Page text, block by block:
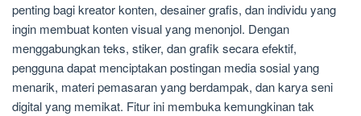
penting bagi kreator konten, desainer grafis, dan individu yang
ingin membuat konten visual yang menonjol. Dengan
menggabungkan teks, stiker, dan grafik secara efektif,
pengguna dapat menciptakan postingan media sosial yang
menarik, materi pemasaran yang berdampak, dan karya seni
digital yang memikat. Fitur ini membuka kemungkinan tak